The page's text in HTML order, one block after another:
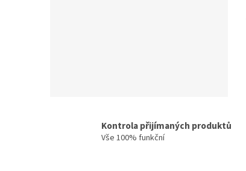
Kontrola přijímaných produktů
Vše 100% funkční